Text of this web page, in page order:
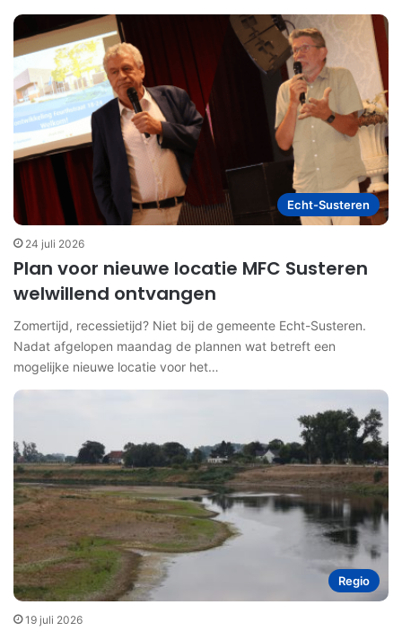
Echt-Susteren
24 juli 2026
Plan voor nieuwe locatie MFC Susteren
welwillend ontvangen
Zomertijd, recessietijd? Niet bij de gemeente Echt-Susteren.
Nadat afgelopen maandag de plannen wat betreft een
mogelijke nieuwe locatie voor het…
Regio
19 juli 2026